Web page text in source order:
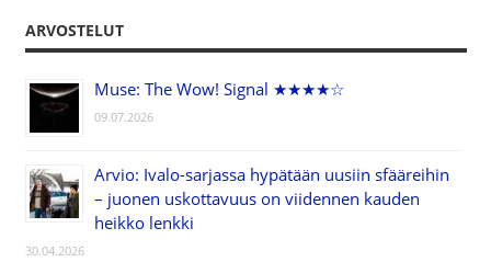
ARVOSTELUT
Muse: The Wow! Signal ★★★★☆
09.07.2026
Arvio: Ivalo-sarjassa hypätään uusiin sfääreihin
– juonen uskottavuus on viidennen kauden
heikko lenkki
30.04.2026